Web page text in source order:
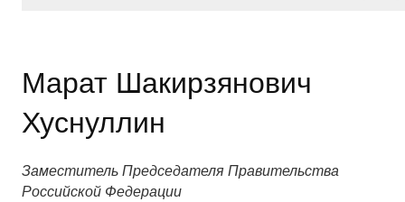
Марат Шакирзянович
Хуснуллин
Заместитель Председателя Правительства
Российской Федерации